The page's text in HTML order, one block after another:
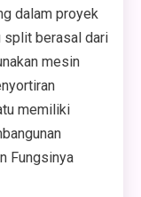
dalam proyek
split berasal dari
mesin
memiliki
Fungsinya